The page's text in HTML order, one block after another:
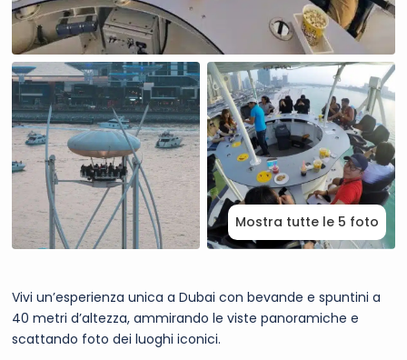
Mostra tutte le 5 foto
Vivi un’esperienza unica a Dubai con bevande e spuntini a
40 metri d’altezza, ammirando le viste panoramiche e
scattando foto dei luoghi iconici.